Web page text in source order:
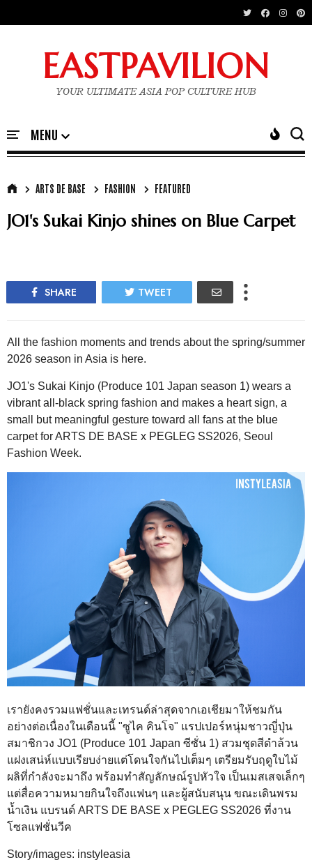
EASTPAVILION
YOUR ULTIMATE ASIA POP CULTURE HUB
ARTS DE BASE FASHION FEATURED
JO1's Sukai Kinjo shines on Blue Carpet
SHARE TWEET
All the fashion moments and trends about the spring/summer
2026 season in Asia is here.
JO1's Sukai Kinjo (Produce 101 Japan season 1) wears a
vibrant all-black spring fashion and makes a heart sign, a
small but meaningful gesture toward all fans at the blue
carpet for ARTS DE BASE x PEGLEG SS2026, Seoul
Fashion Week.
เรายังคงรวมแฟชั่นและเทรนด์ล่าสุดจากเอเชียมาให้ชมกัน
อย่างต่อเนื่องในเดือนนี้ "ซูไค คินโจ" แรปเปอร์หนุ่มชาวญี่ปุ่น
สมาชิกวง JO1 (Produce 101 Japan ซีซั่น 1) สวมชุดสีดำล้วน
แฝงเสน่ห์แบบเรียบง่ายแต่โดนใจกันไปเต็มๆ เตรียมรับฤดูใบไม้
ผลิที่กำลังจะมาถึง พร้อมทำสัญลักษณ์รูปหัวใจ เป็นเมสเสจเล็กๆ
แต่สื่อความหมายกินใจถึงแฟนๆ และผู้สนับสนุน ขณะเดินพรม
น้ำเงิน แบรนด์ ARTS DE BASE x PEGLEG SS2026 ที่งาน
โซลแฟชั่นวีค
Story/images: instyleasia